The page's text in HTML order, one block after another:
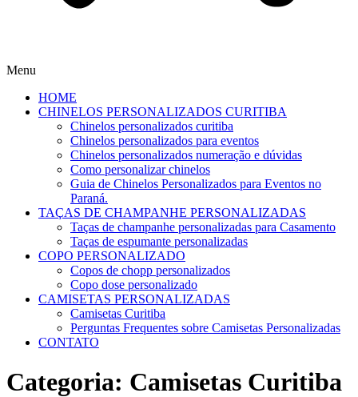
Menu
HOME
CHINELOS PERSONALIZADOS CURITIBA
Chinelos personalizados curitiba
Chinelos personalizados para eventos
Chinelos personalizados numeração e dúvidas
Como personalizar chinelos
Guia de Chinelos Personalizados para Eventos no
Paraná.
TAÇAS DE CHAMPANHE PERSONALIZADAS
Taças de champanhe personalizadas para Casamento
Taças de espumante personalizadas
COPO PERSONALIZADO
Copos de chopp personalizados
Copo dose personalizado
CAMISETAS PERSONALIZADAS
Camisetas Curitiba
Perguntas Frequentes sobre Camisetas Personalizadas
CONTATO
Categoria: Camisetas Curitiba